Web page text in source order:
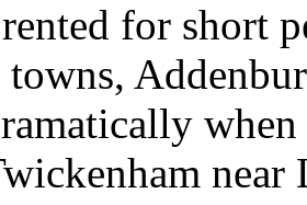
for short